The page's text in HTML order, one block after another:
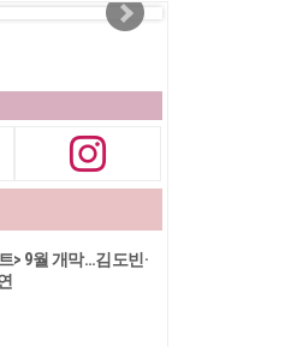
> 9월 개막…김도빈·